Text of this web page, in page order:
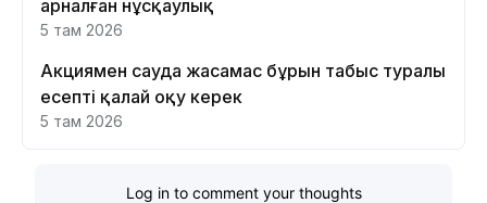
арналған нұсқаулық
5 там 2026
Акциямен сауда жасамас бұрын табыс туралы
есепті қалай оқу керек
5 там 2026
Log in to comment your thoughts